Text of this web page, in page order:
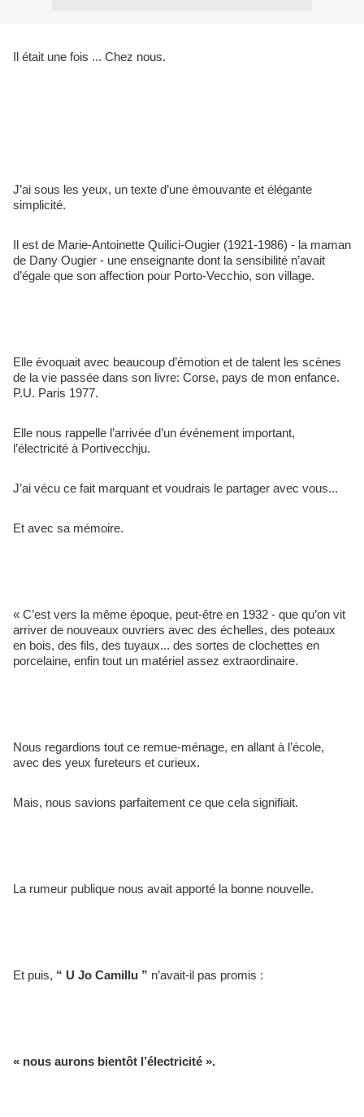
Il était une fois ... Chez nous.
J’ai sous les yeux, un texte d’une émouvante et élégante
simplicité.
Il est de Marie-Antoinette Quilici-Ougier (1921-1986) - la maman
de Dany Ougier - une enseignante dont la sensibilité n’avait
d’égale que son affection pour Porto-Vecchio, son village.
Elle évoquait avec beaucoup d’émotion et de talent les scènes
de la vie passée dans son livre: Corse, pays de mon enfance.
P.U. Paris 1977.
Elle nous rappelle l’arrivée d’un événement important,
l’électricité à Portivecchju.
J’ai vécu ce fait marquant et voudrais le partager avec vous...
Et avec sa mémoire.
« C’est vers la même époque, peut-être en 1932 - que qu’on vit
arriver de nouveaux ouvriers avec des échelles, des poteaux
en bois, des fils, des tuyaux... des sortes de clochettes en
porcelaine, enfin tout un matériel assez extraordinaire.
Nous regardions tout ce remue-ménage, en allant à l’école,
avec des yeux fureteurs et curieux.
Mais, nous savions parfaitement ce que cela signifiait.
La rumeur publique nous avait apporté la bonne nouvelle.
Et puis, “ U Jo Camillu ” n’avait-il pas promis :
« nous aurons bientôt l’électricité ».